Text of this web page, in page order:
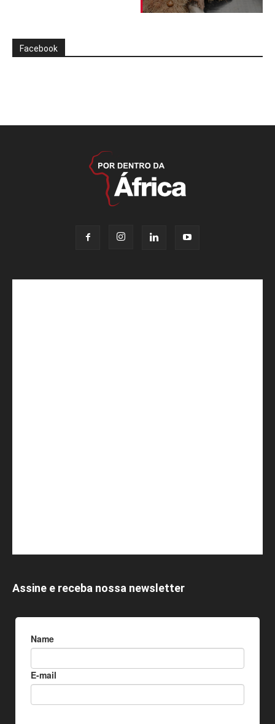
Facebook
Assine e receba nossa newsletter